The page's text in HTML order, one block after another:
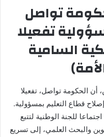
تواصل
تفعيلا
السامية
الحكومة تواصل، تفعيلا
قطاع التعليم بمسؤولية.
للجنة الوطنية لتتبع
والبحث العلمي، إلى تسريع